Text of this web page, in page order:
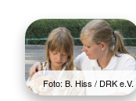
Foto: B. Hiss / DRK e.V.